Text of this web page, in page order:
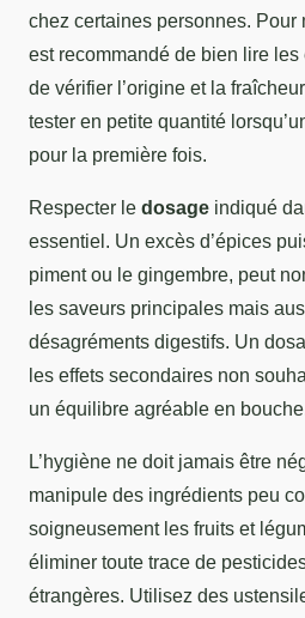
chez certaines personnes. Pour
est recommandé de bien lire
de vérifier l’origine et la
tester en petite quantité
pour la première fois.
Respecter le dosage indiqué
essentiel. Un excès d’épices
piment ou le gingembre, peut
les saveurs principales mais
désagréments digestifs. Un
les effets secondaires non
un équilibre agréable en
L’hygiène ne doit jamais être
manipule des ingrédients peu
soigneusement les fruits et
éliminer toute trace de
étrangères. Utilisez des